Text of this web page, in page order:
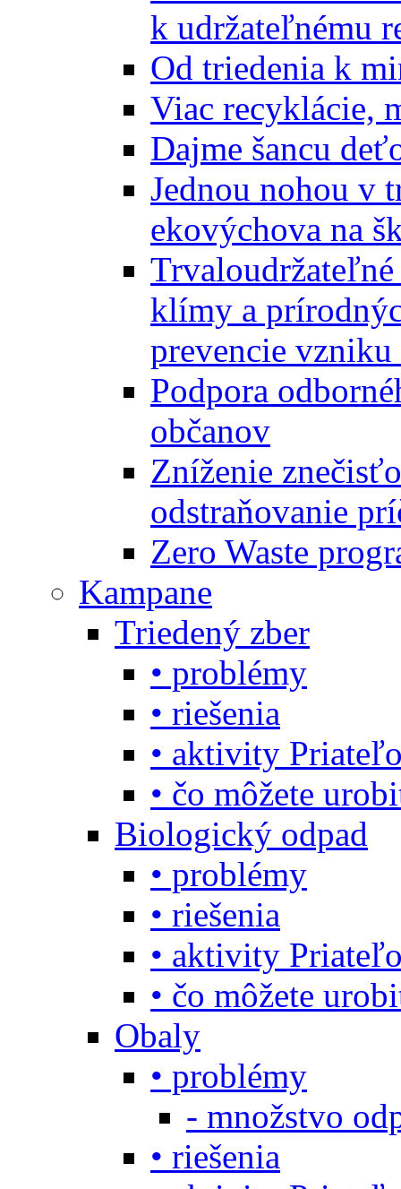
k udržateľnému
Od triedenia k
Viac recyklácie,
Dajme šancu
Jednou nohou v
ekovýchova na
klímy a
prevencie vzniku
Podpora
občanov
Zníženie
odstraňovanie
Zero Waste
Kampane
Triedený zber
• problémy
• riešenia
• aktivity
• čo môžete
Biologický odpad
• problémy
• riešenia
• aktivity
• čo môžete
Obaly
• problémy
- množstvo
• riešenia